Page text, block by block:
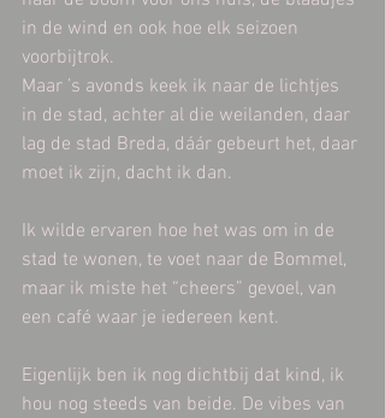
in de wind en ook hoe elk seizoen
voorbijtrok.
Maar ’s avonds keek ik naar de lichtjes
in de stad, achter al die weilanden, daar
lag de stad Breda, dáár gebeurt het, daar
moet ik zijn, dacht ik dan.
Ik wilde ervaren hoe het was om in de
stad te wonen, te voet naar de Bommel,
maar ik miste het “cheers” gevoel, van
een café waar je iedereen kent.
Eigenlijk ben ik nog dichtbij dat kind, ik
hou nog steeds van beide. De vibes van